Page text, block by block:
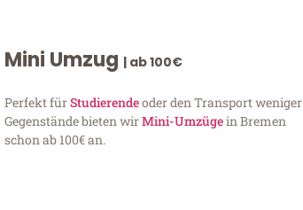
Mini Umzug | ab 100€
Perfekt fürStudierendeoder den Transport weniger
Gegenstände bieten wirMini-Umzügein Bremen
schon ab 100€ an.